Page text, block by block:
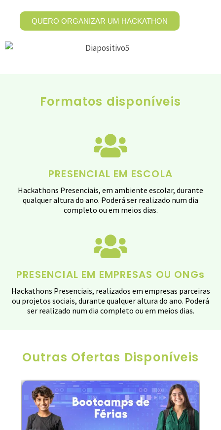
QUERO ORGANIZAR UM HACKATHON
Formatos disponíveis
PRESENCIAL EM ESCOLA
Hackathons Presenciais, em ambiente escolar, durante
qualquer altura do ano. Poderá ser realizado num dia
completo ou em meios dias.
PRESENCIAL EM EMPRESAS OU ONGs
Hackathons Presenciais, realizados em empresas parceiras
ou projetos sociais, durante qualquer altura do ano. Poderá
ser realizado num dia completo ou em meios dias.
Outras Ofertas Disponíveis